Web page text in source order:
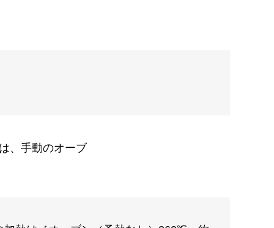
、手動のオーブ